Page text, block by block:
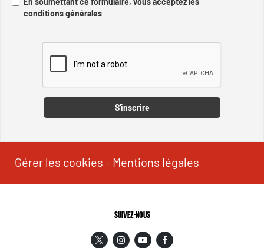
conditions générales
S'inscrire
Gérer les cookies - Mentions légales
SUIVEZ-NOUS